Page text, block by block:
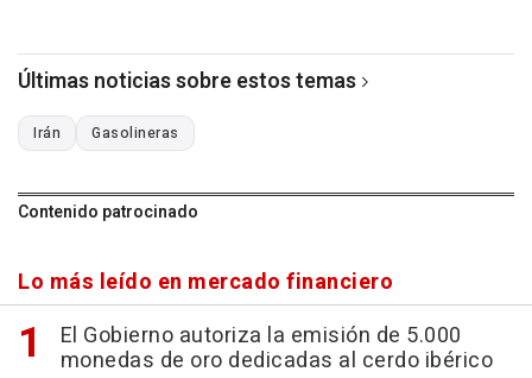
Últimas noticias sobre estos temas
Irán Gasolineras
Contenido patrocinado
Lo más leído en mercado financiero
El Gobierno autoriza la emisión de 5.000
monedas de oro dedicadas al cerdo ibérico